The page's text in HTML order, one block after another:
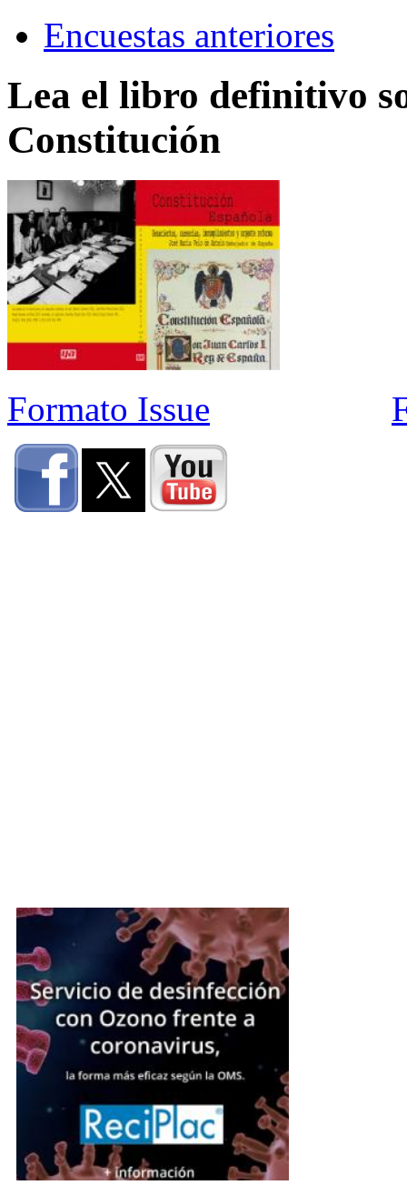
Encuestas anteriores
Lea el libro definitivo
Constitución
Formato Issue